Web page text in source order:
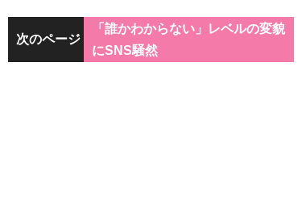
次のページ
「誰かわからない」レベルの変貌
にSNS騒然